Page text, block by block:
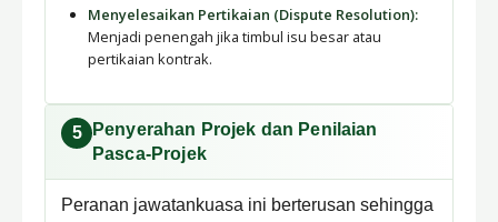
Menyelesaikan Pertikaian (Dispute Resolution):
Menjadi penengah jika timbul isu besar atau
pertikaian kontrak.
5
Penyerahan Projek dan Penilaian
Pasca-Projek
Peranan jawatankuasa ini berterusan sehingga